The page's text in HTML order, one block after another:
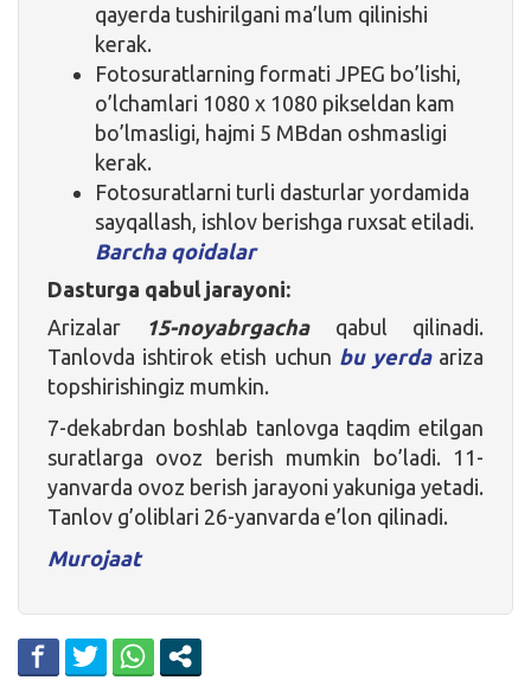
qayerda tushirilgani ma’lum qilinishi
kerak.
Fotosuratlarning formati JPEG bo’lishi,
o’lchamlari 1080 x 1080 pikseldan kam
bo’lmasligi, hajmi 5 MBdan oshmasligi
kerak.
Fotosuratlarni turli dasturlar yordamida
sayqallash, ishlov berishga ruxsat etiladi.
Barcha qoidalar
Dasturga qabul jarayoni:
Arizalar
15-noyabrgachaqabul qilinadi.
Tanlovda ishtirok etish uchun bu yerda ariza
topshirishingiz mumkin.
7-dekabrdan boshlab tanlovga taqdim etilgan
suratlarga ovoz berish mumkin bo’ladi. 11-
yanvarda ovoz berish jarayoni yakuniga yetadi.
Tanlov g’oliblari 26-yanvarda e’lon qilinadi.
Murojaat